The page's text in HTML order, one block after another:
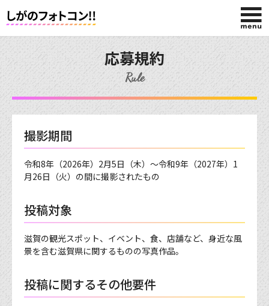
投稿する
応募規約
投稿作品
応募規約
Rule
撮影期間
令和8年（2026年）2月5日（木）～令和9年（2027年）1
月26日（火）の間に撮影されたもの
投稿対象
滋賀の観光スポット、イベント、食、店舗など、身近な風
景を含む滋賀県に関するものの写真作品。
投稿に関するその他要件